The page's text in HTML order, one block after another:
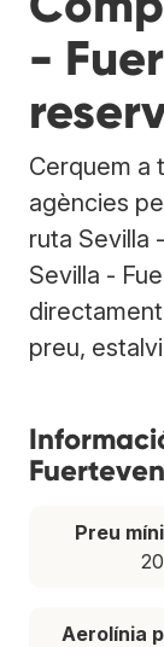
-
Cerquem a
agències
ruta Sevilla
Sevilla -
preu,
Preu
Aerolínia